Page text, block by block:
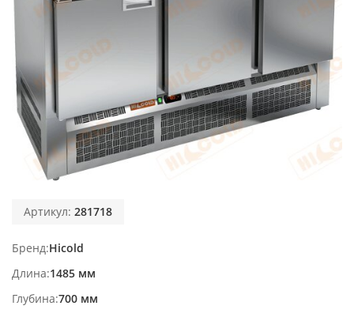
Артикул: 281718
Бренд Hicold
Длина 1485 мм
Глубина 700 мм